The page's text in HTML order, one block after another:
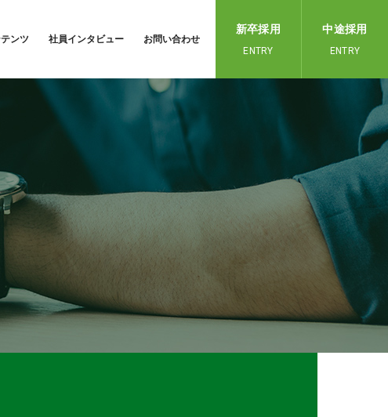
ンツ 社員インタビュー お問い合わせ
新卒採用
ENTRY
中途採用
ENTRY